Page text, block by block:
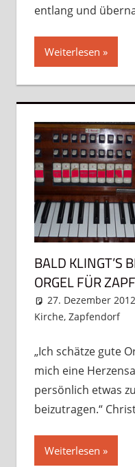
entlang und
Weiterlesen
BALD KLINGT’S
ORGEL FÜR
27. Dezember 2012
Kirche, Zapfendorf
„Ich schätze gute
mich eine
persönlich etwas
beizutragen.“
Weiterlesen